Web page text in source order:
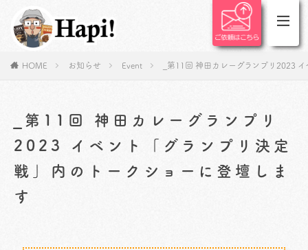
HOME お知らせ Event _第11回 神田カレーグランプリ2023
_第11回 神田カレーグランプリ
2023 イベント「グランプリ決定
戦」内のトークショーに登壇しま
す